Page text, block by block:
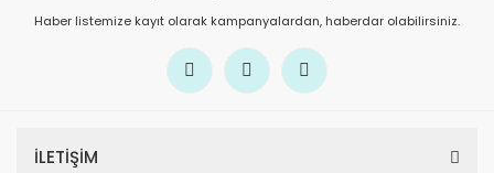
Haber listemize kayıt olarak kampanyalardan, haberdar olabilirsiniz.
İLETİŞİM